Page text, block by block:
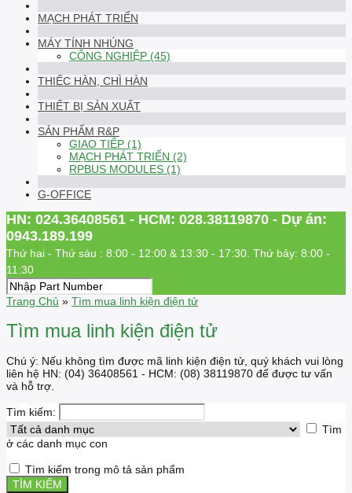
MẠCH PHÁT TRIỂN
MÁY TÍNH NHÚNG
CÔNG NGHIỆP (45)
THIẾC HÀN, CHÌ HÀN
THIẾT BỊ SẢN XUẤT
SẢN PHẨM R&P
GIAO TIẾP (1)
MẠCH PHÁT TRIỂN (2)
RPBUS MODULES (1)
G-OFFICE
HN: 024.36408561 - HCM: 028.38119870 - Dự án:
0943.189.199
Thứ hai - Thứ sáu : 8:00 - 12:00 & 13:30 - 17:30. Thứ bảy: 8:00 -
11:30
Trang Chủ » Tìm mua linh kiện điện tử
Tìm mua linh kiện điện tử
Chú ý: Nếu không tìm được mã linh kiện điện tử, quý khách vui lòng
liên hệ HN: (04) 36408561 - HCM: (08) 38119870 để được tư vấn
và hỗ trợ.
Tìm kiếm:
Tìm
ở các danh mục con
Tìm kiếm trong mô tả sản phẩm